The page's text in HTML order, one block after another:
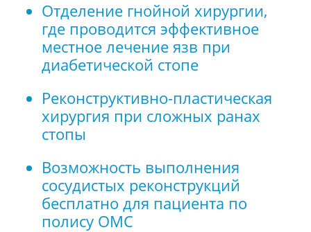
Отделение гнойной хирургии,
где проводится эффективное
местное лечение язв при
диабетической стопе
Реконструктивно-пластическая
хирургия при сложных ранах
стопы
Возможность выполнения
сосудистых реконструкций
бесплатно для пациента по
полису ОМС